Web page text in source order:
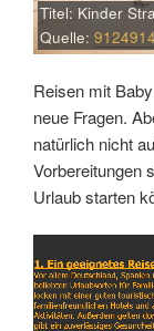
Titel: Kinder
Quelle:
Reisen mit
neue Fragen.
natürlich nicht
Vorbereitungen
Urlaub starten